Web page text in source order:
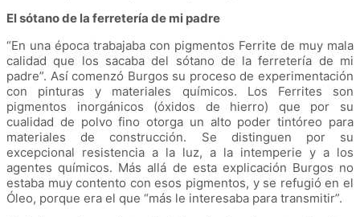
El sótano de la ferretería de mi padre
“En una época trabajaba con pigmentos Ferrite de muy mala
calidad que los sacaba del sótano de la ferretería de mi
padre”. Así comenzó Burgos su proceso de experimentación
con pinturas y materiales químicos. Los Ferrites son
pigmentos inorgánicos (óxidos de hierro) que por su
cualidad de polvo fino otorga un alto poder tintóreo para
materiales de construcción. Se distinguen por su
excepcional resistencia a la luz, a la intemperie y a los
agentes químicos. Más allá de esta explicación Burgos no
estaba muy contento con esos pigmentos, y se refugió en el
Óleo, porque era el que “más le interesaba para transmitir”.